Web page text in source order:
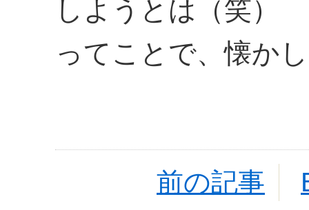
しようとは（笑）
ってことで、懐か
前の記事